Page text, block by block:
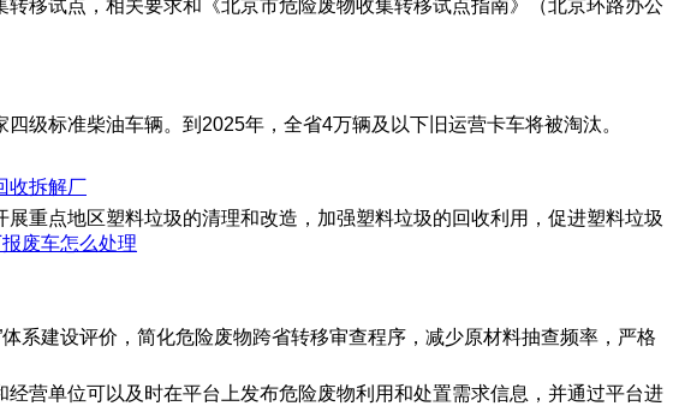
移试点，相关要求和《北京市危险废物收集转移试点指南》（北京环路办公
级标准柴油车辆。到2025年，全省4万辆及以下旧运营卡车将被淘汰。
收拆解厂
重点地区塑料垃圾的清理和改造，加强塑料垃圾的回收利用，促进塑料垃圾
废车怎么处理
系建设评价，简化危险废物跨省转移审查程序，减少原材料抽查频率，严格
营单位可以及时在平台上发布危险废物利用和处置需求信息，并通过平台进